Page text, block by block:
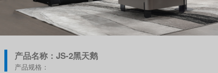
产品名称：JS-2黑天鹅
产品规格：